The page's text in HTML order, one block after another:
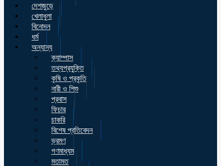
দেশজুড়ে
খেলাধুলা
বিনোদন
ধর্ম
অন্যান্য
ক্যাম্পাস
তথ্যপ্রযুক্তি
কৃষি ও প্রকৃতি
নারী ও শিশু
প্রবাস
ফিচার
চাকরি
বিশেষ প্রতিবেদন
ভ্রমণ
গণমাধ্যম
মতামত